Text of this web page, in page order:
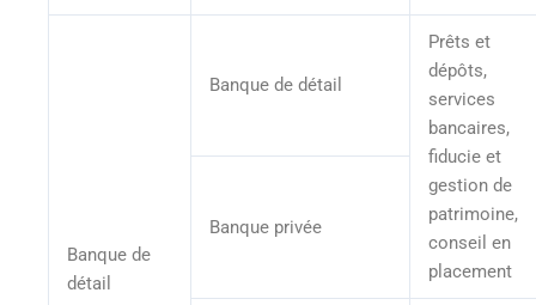
Banque de
détail
Banque de détail
Prêts et
dépôts,
services
bancaires,
fiducie et
gestion de
patrimoine,
conseil en
placement
Banque privée